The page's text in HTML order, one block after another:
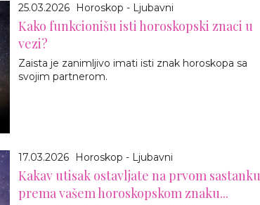
25.03.2026 Horoskop - Ljubavni
Kako funkcionišu isti horoskopski znaci u
vezi?
Zaista je zanimljivo imati isti znak horoskopa sa
svojim partnerom.
17.03.2026 Horoskop - Ljubavni
Kakav utisak ostavljate na prvom sastanku
prema vašem horoskopskom znaku...